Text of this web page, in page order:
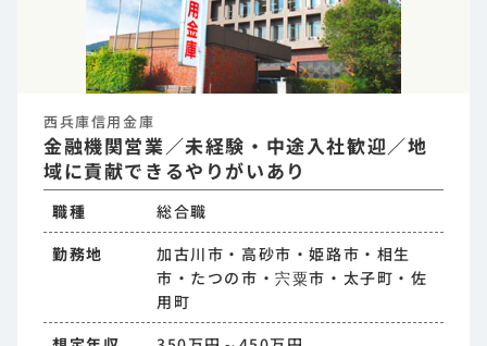
西兵庫信用金庫
金融機関営業／未経験・中途入社歓迎／地
域に貢献できるやりがいあり
職種
総合職
勤務地
加古川市・高砂市・姫路市・相生
市・たつの市・宍粟市・太子町・佐
用町